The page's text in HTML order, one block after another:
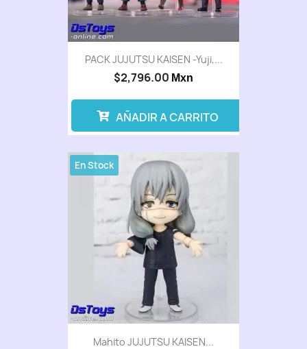
PACK JUJUTSU KAISEN -Yuji,...
$2,796.00 Mxn
AÑADIR A CARRITO
Mahito JUJUTSU KAISEN...
En Stock